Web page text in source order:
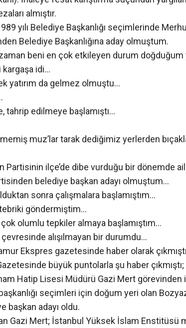
almıştır.
yılı Belediye Başkanlığı seçimlerinde
Belediye Başkanlığına aday olmuştum.
beni en çok etkileyen durum doğduğum
idi…
yatırım da gelmez olmuştu…
edilmeye başlamıştı…
muz’lar tarak dediğimiz yerlerden
Partisinin ilçe’de dibe vurduğu bir dönemde
belediye başkan adayı olmuştum…
sonra çalışmalara başlamıştım…
tebriki göndermiştim…
olumlu tepkiler almaya başlamıştım…
alışılmayan bir durumdu…
Ekspres gazetesinde haber olarak
büyük puntolarla şu haber çıkmıştı;
Hatip Lisesi Müdürü Gazi Mert görevinden
seçimleri için doğum yeri olan
başkan adayı oldu.
Gazi Mert; İstanbul Yüksek İslam Enstitüsü